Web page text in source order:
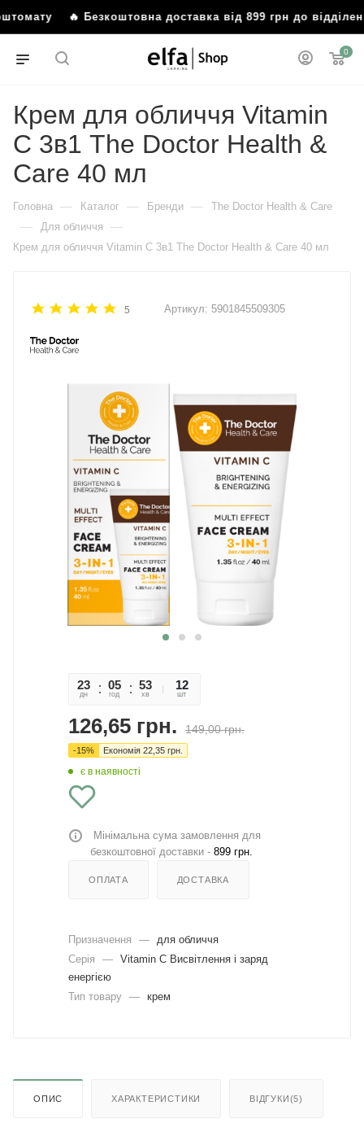
🔥 Безкоштовна доставка від 899 грн до відділення
0
Крем для обличчя Vitamin
C 3в1 The Doctor Health &
Care 40 мл
Головна — Каталог — Бренди — The Doctor Health & Care
— Для обличчя —
Крем для обличчя Vitamin C 3в1 The Doctor Health & Care 40 мл
5 Артикул: 5901845509305
23
дн
05
год
53
хв
14
сек
12
шт
126,65 грн. 149,00грн.
-15% Економія 22,35 грн.
є в наявності
Мінімальна сума замовлення для
безкоштовної доставки - 899 грн.
ОПЛАТА ДОСТАВКА
Призначення —
для обличчя
Серія
— Vitamin C Висвітлення і заряд
енергією
Тип товару — крем
ОПИС ХАРАКТЕРИСТИКИ ВІДГУКИ(5)